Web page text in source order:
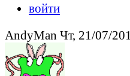
войти
AndyMan Чт, 21/07/